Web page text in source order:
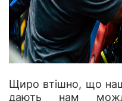
Щиро втішно, що
дають нам